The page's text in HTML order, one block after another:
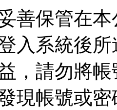
善保管在
入系統後
，請勿將
現帳號或